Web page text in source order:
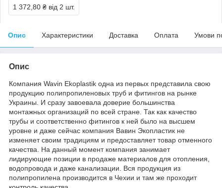
1 372,80 ₴ від 2 шт.
Опис Характеристики Доставка Оплата Умови
Опис
Компания Wavin Ekoplastik одна из первых представила свою
продукцию полипропиленовых труб и фитингов на рынке
Украины. И сразу завоевала доверие большинства
монтажных организаций по всей стране. Так как качество
трубы и соответственно фитингов к ней было на высшем
уровне и даже сейчас компания Вавин Экопластик не
изменяет своим традициям и предоставляет товар отменного
качества. На данный момент компания занимает
лидирующие позиции в продаже материалов для отопления,
водопровода и даже канализации. Вся продукция из
полипропилена производится в Чехии и там же проходит